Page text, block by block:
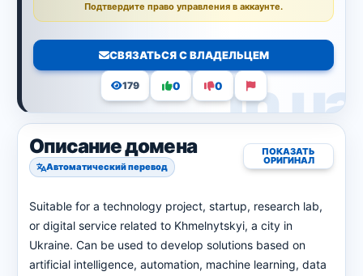
Подтвердите право управления в аккаунте.
СВЯЗАТЬСЯ С ВЛАДЕЛЬЦЕМ
179 0 0
Описание домена
Автоматический перевод
ПОКАЗАТЬ
ОРИГИНАЛ
Suitable for a technology project, startup, research lab,
or digital service related to Khmelnytskyi, a city in
Ukraine. Can be used to develop solutions based on
artificial intelligence, automation, machine learning, data